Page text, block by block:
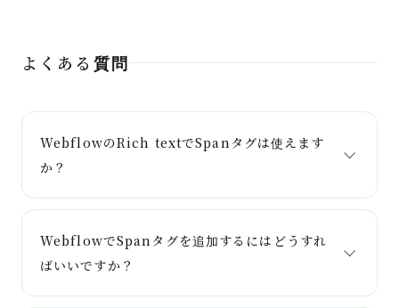
よくある質問
WebflowのRich textでSpanタグは使えます
か？
WebflowでSpanタグを追加するにはどうすれ
ばいいですか？